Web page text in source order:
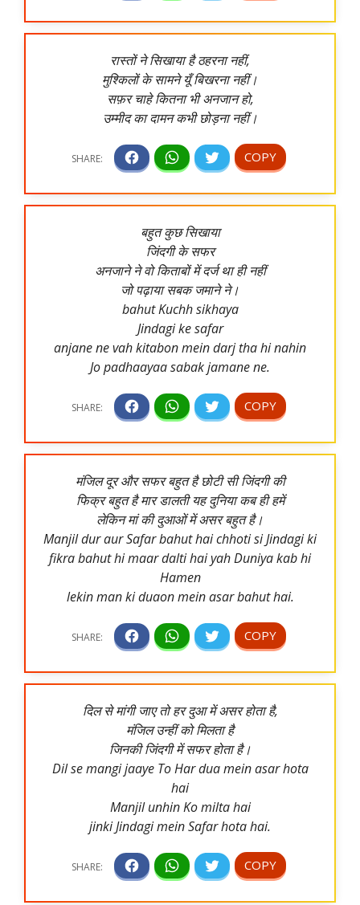
रास्तों ने सिखाया है ठहरना नहीं,
मुश्किलों के सामने यूँ बिखरना नहीं।
सफ़र चाहे कितना भी अनजान हो,
उम्मीद का दामन कभी छोड़ना नहीं।
बहुत कुछ सिखाया
जिंदगी के सफर
अनजाने ने वो किताबों में दर्ज था ही नहीं
जो पढ़ाया सबक जमाने ने।
bahut Kuchh sikhaya
Jindagi ke safar
anjane ne vah kitabon mein darj tha hi nahin
Jo padhaayaa sabak jamane ne.
मंजिल दूर और सफर बहुत है छोटी सी जिंदगी की
फिक्र बहुत है मार डालती यह दुनिया कब ही हमें
लेकिन मां की दुआओं में असर बहुत है।
Manjil dur aur Safar bahut hai chhoti si Jindagi ki
fikra bahut hi maar dalti hai yah Duniya kab hi
Hamen
lekin man ki duaon mein asar bahut hai.
दिल से मांगी जाए तो हर दुआ में असर होता है,
मंजिल उन्हीं को मिलता है
जिनकी जिंदगी में सफर होता है।
Dil se mangi jaaye To Har dua mein asar hota
hai
Manjil unhin Ko milta hai
jinki Jindagi mein Safar hota hai.